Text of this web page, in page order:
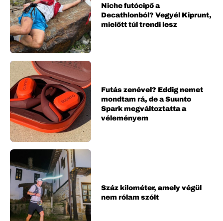
Niche futócipő a
Decathlonból? Vegyél Kiprunt,
mielőtt túl trendi lesz
Futás zenével? Eddig nemet
mondtam rá, de a Suunto
Spark megváltoztatta a
véleményem
Száz kilométer, amely végül
nem rólam szólt